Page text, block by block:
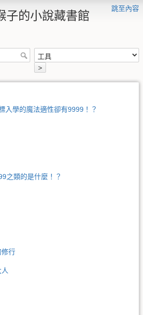
跳至內容
子的小說藏書館
>
入學的魔法適性卻有9999！？
之類的是什麼！？
修行